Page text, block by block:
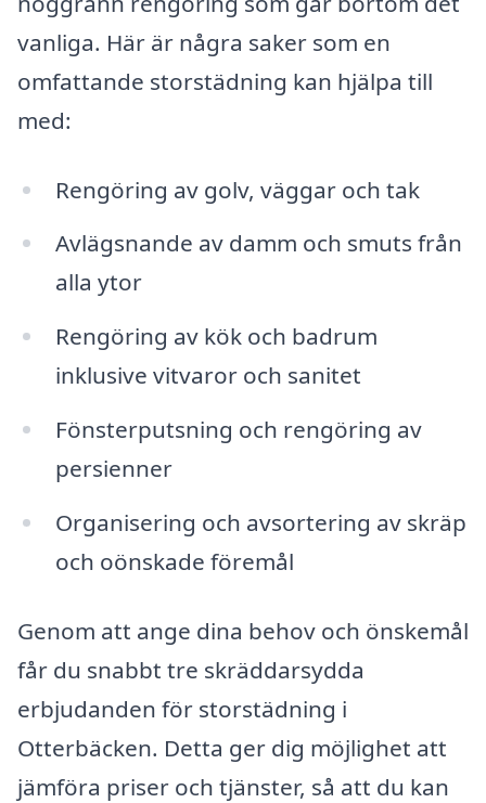
vanliga. Här är några saker som en
omfattande storstädning kan hjälpa till
med:
Rengöring av golv, väggar och tak
Avlägsnande av damm och smuts från
alla ytor
Rengöring av kök och badrum
inklusive vitvaror och sanitet
Fönsterputsning och rengöring av
persienner
Organisering och avsortering av skräp
och oönskade föremål
Genom att ange dina behov och önskemål
får du snabbt tre skräddarsydda
erbjudanden för storstädning i
Otterbäcken. Detta ger dig möjlighet att
jämföra priser och tjänster, så att du kan